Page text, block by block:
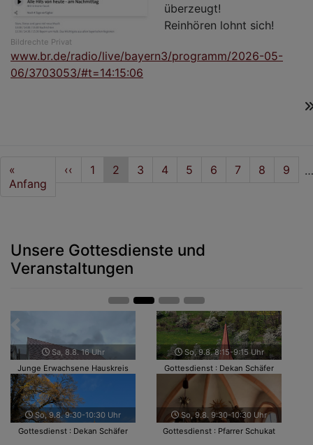
Bildrechte Privat
überzeugt!
Reinhören lohnt sich!
www.br.de/radio/live/bayern3/programm/2026-05-
06/3703053/#t=14:15:06
Seitennummerierung
First
page
«
Anfang
Vorherige
‹‹ Seite
1
Aktuelle
2 Seite
3 Seite
4 Seite
5 Seite
6 Seite
7 Seite
8 Seite
9 …
Unsere Gottesdienste und
Veranstaltungen
Sa, 8.8. 16 Uhr
Junge Erwachsene Hauskreis
So, 9.8. 8:15-9:15 Uhr
Gottesdienst : Dekan Schäfer
So, 9.8. 9:30-10:30 Uhr
Gottesdienst : Dekan Schäfer
So, 9.8. 9:30-10:30 Uhr
Gottesdienst : Pfarrer Schukat